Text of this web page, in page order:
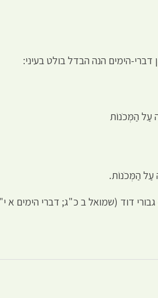
דברי-הימים הנה הבדל בולט בעיני:
עַל הַמְּכֹנוֹת
עַל הַמְּכֹנוֹת.
דוד (שמואל ב כ"ג; דברי הימים א